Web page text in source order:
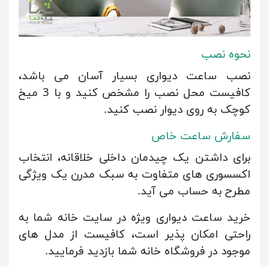
نحوه نصب
نصب ساعت دیواری بسیار آسان می باشد،
کافیست محل نصب را مشخص کنید و با 3 میخ
کوچک به روی دیوار نصب کنید.
سفارش ساعت خاص
برای داشتن یک چیدمان داخلی خلاقانه، انتخاب
اکسسوری های متفاوت به سبک مدرن یک ویژگی
مطرح به حساب می آید.
خرید ساعت دیواری ویژه در سایت خانه شما به
راحتی امکان پذیر است، کافیست از مدل های
موجود در فروشگاه خانه شما بازدید فرمایید.